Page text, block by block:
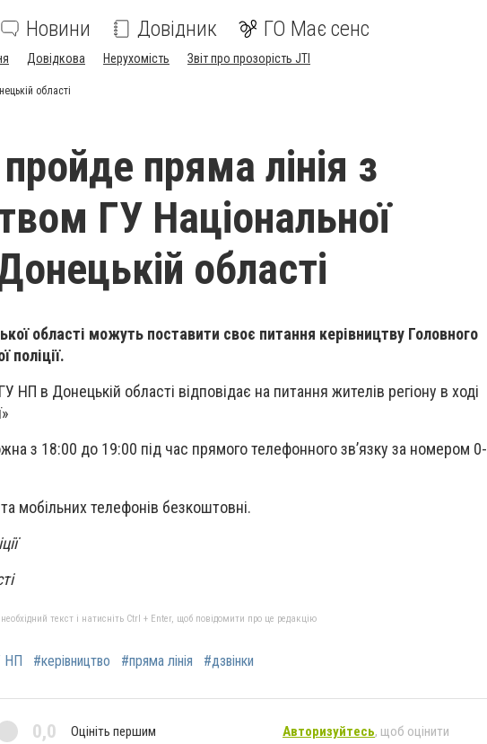
Новини Довідник ГО Має сенс
Довідкова Нерухомість Звіт про прозорість JTI
області
пряма лінія з
ГУ Національної
області
області можуть поставити своє питання керівництву Головного
поліції.
НП в Донецькій області відповідає на питання жителів регіону в ході
з 18:00 до 19:00 під час прямого телефонного зв’язку за номером 0-
мобільних телефонів безкоштовні.
текст і натисніть Ctrl + Enter, щоб повідомити про це редакцію
НП #керівництво #пряма лінія #дзвінки
0,0 Оцініть першим Авторизуйтесь, щоб оцінити